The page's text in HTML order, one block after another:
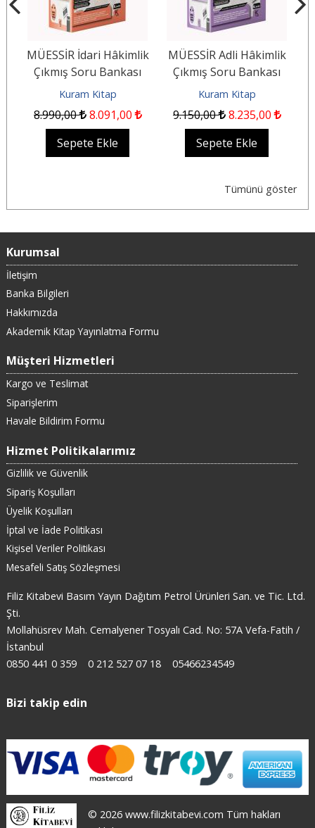
MÜESSİR İdari Hâkimlik
Çıkmış Soru Bankası
Seti - 2026
Kuram Kitap
8.990,00 8.091,00
Sepete Ekle
MÜESSİR Adli Hâkimlik
Çıkmış Soru Bankası
Seti - 2026
Kuram Kitap
9.150,00 8.235,00
Sepete Ekle
Tümünü göster
Kurumsal
İletişim
Banka Bilgileri
Hakkımızda
Akademik Kitap Yayınlatma Formu
Müşteri Hizmetleri
Kargo ve Teslimat
Siparişlerim
Havale Bildirim Formu
Hizmet Politikalarımız
Gizlilik ve Güvenlik
Sipariş Koşulları
Üyelik Koşulları
İptal ve İade Politikası
Kişisel Veriler Politikası
Mesafeli Satış Sözleşmesi
Filiz Kitabevi Basım Yayın Dağıtım Petrol Ürünleri San. ve Tic. Ltd.
Şti.
Mollahüsrev Mah. Cemalyener Tosyalı Cad. No: 57A Vefa-Fatih /
İstanbul
0850 441 0 359
0 212 527 07 18 05466234549
Bizi takip edin
© 2026 www.filizkitabevi.com Tüm hakları